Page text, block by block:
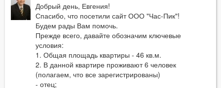
Добрый день, Евгения!
Спасибо, что посетили сайт ООО "Час-Пик"!
Будем рады Вам помочь.
Прежде всего, давайте обозначим ключевые
условия:
1. Общая площадь квартиры - 46 кв.м.
2. В данной квартире проживают 6 человек
(полагаем, что все зарегистрированы)
- отец;